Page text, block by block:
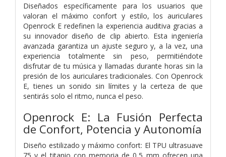
Diseñados específicamente para los usuarios que
valoran el máximo confort y estilo, los auriculares
Openrock E redefinen la experiencia auditiva gracias a
su innovador diseño de clip abierto. Esta ingeniería
avanzada garantiza un ajuste seguro y, a la vez, una
experiencia totalmente sin peso, permitiéndote
disfrutar de tu música y llamadas durante horas sin la
presión de los auriculares tradicionales. Con Openrock
E, tienes un sonido sin límites y la certeza de que
sentirás solo el ritmo, nunca el peso.
Openrock E: La Fusión Perfecta
de Confort, Potencia y Autonomía
Diseño estilizado y máximo confort: El TPU ultrasuave
75 y el titanio con memoria de 0,5 mm ofrecen una